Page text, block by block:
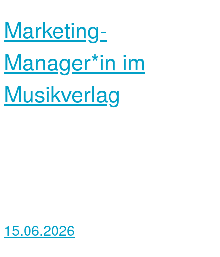
Marketing-
Manager*in im
Musikverlag
15.06.2026